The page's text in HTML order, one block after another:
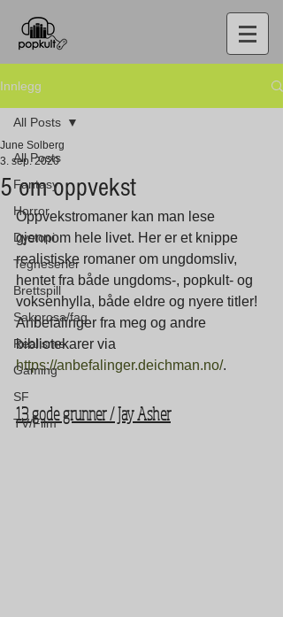
Innlegg
All Posts
Fantasy
Horror
Dystopi
Tegneserier
Brettspill
Sakprosa/fag
Realisme
Gaming
SF
TV/Film
All Posts
5 om oppvekst
June Solberg
3. sep. 2020
Oppvekstromaner kan man lese
gjennom hele livet. Her er et knippe
realistiske romaner om ungdomsliv,
hentet fra både ungdoms-, popkult- og
voksenhylla, både eldre og nyere titler!
Anbefalinger fra meg og andre
bibliotekarer via
https://anbefalinger.deichman.no/.
13 gode grunner / Jay Asher